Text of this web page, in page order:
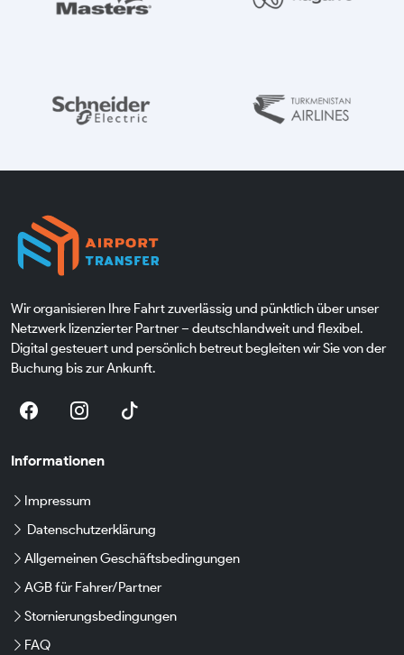
Wir organisieren Ihre Fahrt zuverlässig und pünktlich über unser
Netzwerk lizenzierter Partner – deutschlandweit und flexibel.
Digital gesteuert und persönlich betreut begleiten wir Sie von der
Buchung bis zur Ankunft.
Informationen
Impressum
Datenschutzerklärung
Allgemeinen Geschäftsbedingungen
AGB für Fahrer/Partner
Stornierungsbedingungen
FAQ